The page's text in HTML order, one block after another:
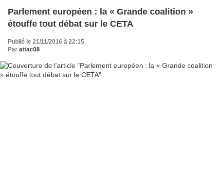
Parlement européen : la « Grande coalition »
étouffe tout débat sur le CETA
Publié le 21/11/2016 à 22:15
Par attac08